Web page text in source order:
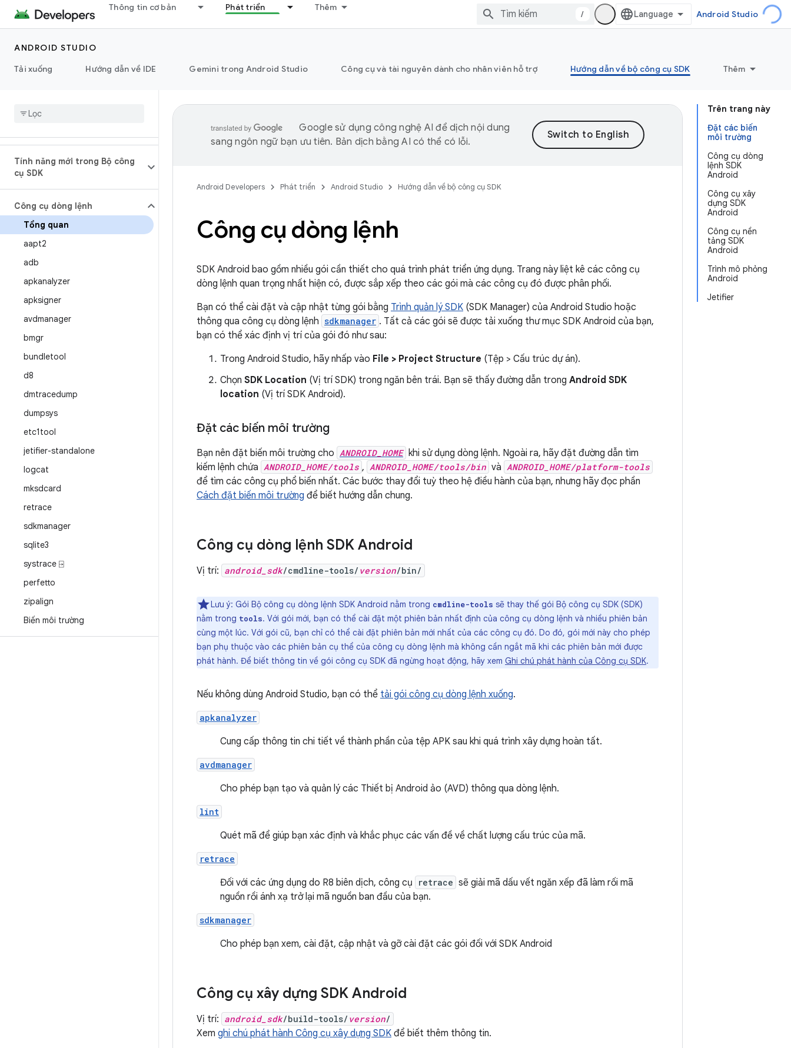
Thông tin cơ bản Phát triển Thêm
/ Android Studio
ANDROID STUDIO
Tải xuống
Hướng dẫn về IDE Gemini trong Android Studio Công cụ và tài nguyên dành cho nhân viên hỗ trợ Hướng dẫn về bộ công cụ SDK Thêm
Tính năng mới trong Bộ công
cụ SDK
Công cụ dòng lệnh
Tổng quan
aapt2
adb
apkanalyzer
apksigner
avdmanager
bmgr
bundletool
d8
dmtracedump
dumpsys
etc1tool
jetifier-standalone
logcat
mksdcard
retrace
sdkmanager
sqlite3
systrace ⍈
perfetto
zipalign
Biến môi trường
Trên trang này
Đặt các biến
môi trường
Công cụ dòng
lệnh SDK
Android
Công cụ xây
dựng SDK
Android
Công cụ nền
tảng SDK
Android
Trình mô phỏng
Android
Jetifier
Google sử dụng công nghệ AI để dịch nội dung
sang ngôn ngữ bạn ưu tiên. Bản dịch bằng AI có thể có lỗi.
Android Developers Phát triển Android Studio Hướng dẫn về bộ công cụ SDK
Công cụ dòng lệnh
SDK Android bao gồm nhiều gói cần thiết cho quá trình phát triển ứng dụng. Trang này liệt kê các công cụ
dòng lệnh quan trọng nhất hiện có, được sắp xếp theo các gói mà các công cụ đó được phân phối.
Bạn có thể cài đặt và cập nhật từng gói bằng Trình quản lý SDK (SDK Manager) của Android Studio hoặc
thông qua công cụ dòng lệnh sdkmanager . Tất cả các gói sẽ được tải xuống thư mục SDK Android của bạn,
bạn có thể xác định vị trí của gói đó như sau:
Trong Android Studio, hãy nhấp vào File > Project Structure (Tệp > Cấu trúc dự án).
Chọn SDK Location (Vị trí SDK) trong ngăn bên trái. Bạn sẽ thấy đường dẫn trong Android SDK
location (Vị trí SDK Android).
Đặt các biến môi trường
Bạn nên đặt biến môi trường cho ANDROID_HOME khi sử dụng dòng lệnh. Ngoài ra, hãy đặt đường dẫn tìm
kiếm lệnh chứa ANDROID_HOME/tools , ANDROID_HOME/tools/bin và ANDROID_HOME/platform-tools
để tìm các công cụ phổ biến nhất. Các bước thay đổi tuỳ theo hệ điều hành của bạn, nhưng hãy đọc phần
Cách đặt biến môi trường để biết hướng dẫn chung.
Công cụ dòng lệnh SDK Android
Vị trí: android_sdk/cmdline-tools/ version/bin/
Lưu ý: Gói Bộ công cụ dòng lệnh SDK Android nằm trong cmdline-tools sẽ thay thế gói Bộ công cụ SDK (SDK)
nằm trong tools. Với gói mới, bạn có thể cài đặt một phiên bản nhất định của công cụ dòng lệnh và nhiều phiên bản
cùng một lúc. Với gói cũ, bạn chỉ có thể cài đặt phiên bản mới nhất của các công cụ đó. Do đó, gói mới này cho phép
bạn phụ thuộc vào các phiên bản cụ thể của công cụ dòng lệnh mà không cần ngắt mã khi các phiên bản mới được
phát hành. Để biết thông tin về gói công cụ SDK đã ngừng hoạt động, hãy xem Ghi chú phát hành của Công cụ SDK.
Nếu không dùng Android Studio, bạn có thể tải gói công cụ dòng lệnh xuống.
apkanalyzer
Cung cấp thông tin chi tiết về thành phần của tệp APK sau khi quá trình xây dựng hoàn tất.
avdmanager
Cho phép bạn tạo và quản lý các Thiết bị Android ảo (AVD) thông qua dòng lệnh.
lint
Quét mã để giúp bạn xác định và khắc phục các vấn đề về chất lượng cấu trúc của mã.
retrace
Đối với các ứng dụng do R8 biên dịch, công cụ retrace sẽ giải mã dấu vết ngăn xếp đã làm rối mã
nguồn rồi ánh xạ trở lại mã nguồn ban đầu của bạn.
sdkmanager
Cho phép bạn xem, cài đặt, cập nhật và gỡ cài đặt các gói đối với SDK Android
Công cụ xây dựng SDK Android
Vị trí: android_sdk/build-tools/ version/
Xem ghi chú phát hành Công cụ xây dựng SDK để biết thêm thông tin.